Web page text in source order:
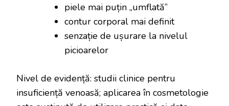
piele mai puțin „umflată”
contur corporal mai definit
senzație de ușurare la nivelul
picioarelor
Nivel de evidență: studii clinice pentru
insuficiență venoasă; aplicarea în cosmetologie